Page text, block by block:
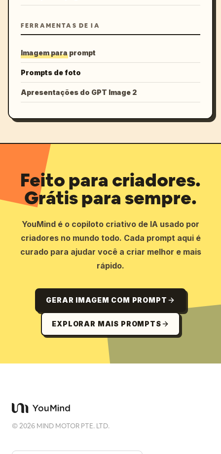
FERRAMENTAS DE IA
Imagem para prompt
Prompts de foto
Apresentações do GPT Image 2
Feito para criadores.
Grátis para sempre.
YouMind é o copiloto criativo de IA usado por
criadores no mundo todo. Cada prompt aqui é
curado para ajudar você a criar melhor e mais
rápido.
GERAR IMAGEM COM PROMPT
EXPLORAR MAIS PROMPTS
©2026 MIND MOTOR PTE. LTD.